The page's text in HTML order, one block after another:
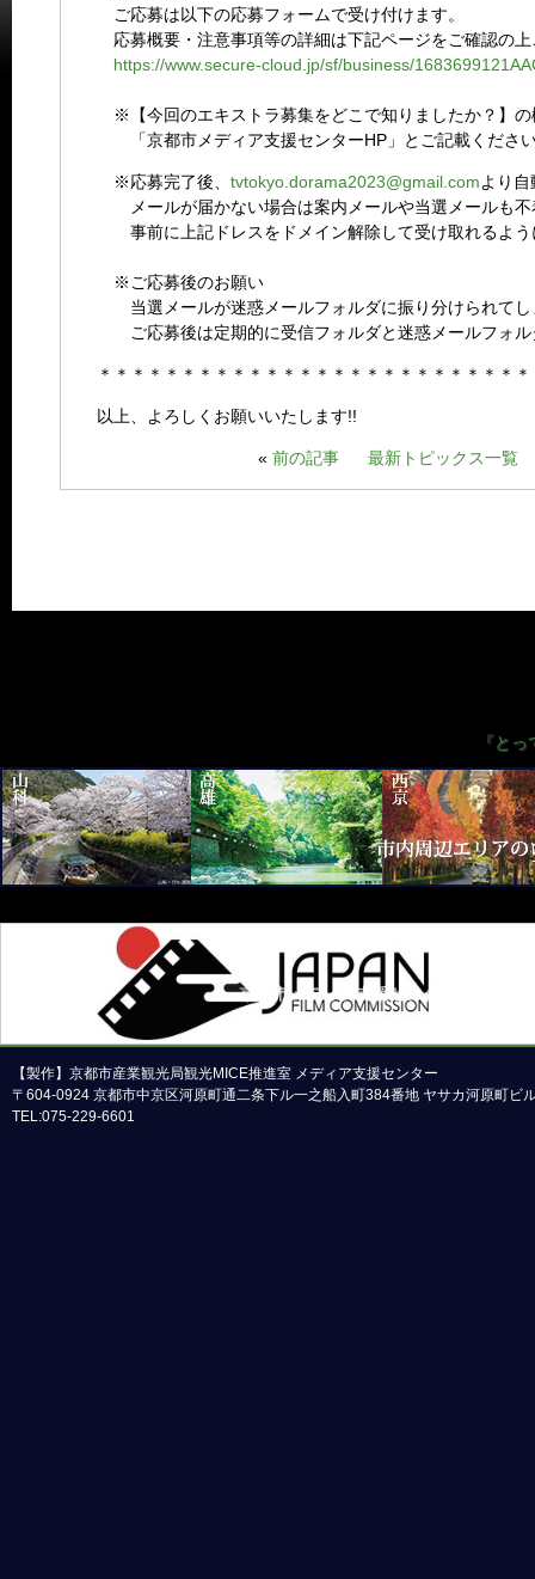
ご応募は以下の応募フォームで受け付けます。
応募概要・注意事項等の詳細は下記ページをご確認の
https://www.secure-cloud.jp/sf/business/
※【今回のエキストラ募集をどこで知りましたか？】の
「京都市メディア支援センターHP 」とご記載くださ
※応募完了後、 tvtokyo.dorama2023@gmail.comより
メールが届かない場合は案内メールや当選メールも不
事前に上記ドレスをドメイン解除して受け取れるよう
※ご応募後のお願い
当選メールが迷惑メールフォルダに振り分けられてし
ご応募後は定期的に受信フォルダと迷惑メールフォル
＊＊＊＊＊＊＊＊＊＊＊＊＊＊＊＊＊＊＊＊＊＊＊＊＊
以上、よろしくお願いいたします!!
« 前の記事 最新トピックス一覧
『と
京都市メディア支援センターについて
【製作】京都市産業観光局観光MICE推進室 メディア支援センター
〒604-0924 京都市中京区河原町通二条下ル一之船入町384番地 ヤサカ河原町ビ
TEL:075-229-6601